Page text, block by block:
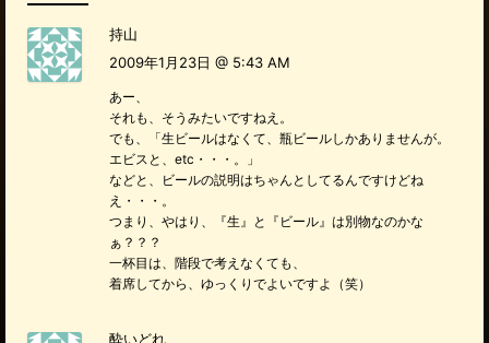
持山
2009年1月23日 @ 5:43 AM
あー、
それも、そうみたいですねえ。
でも、「生ビールはなくて、瓶ビールしかありませんが。
エビスと、etc・・・。」
などと、ビールの説明はちゃんとしてるんですけどね
え・・・。
つまり、やはり、『生』と『ビール』は別物なのかな
ぁ？？？
一杯目は、階段で考えなくても、
着席してから、ゆっくりでよいですよ（笑）
酔いどれ